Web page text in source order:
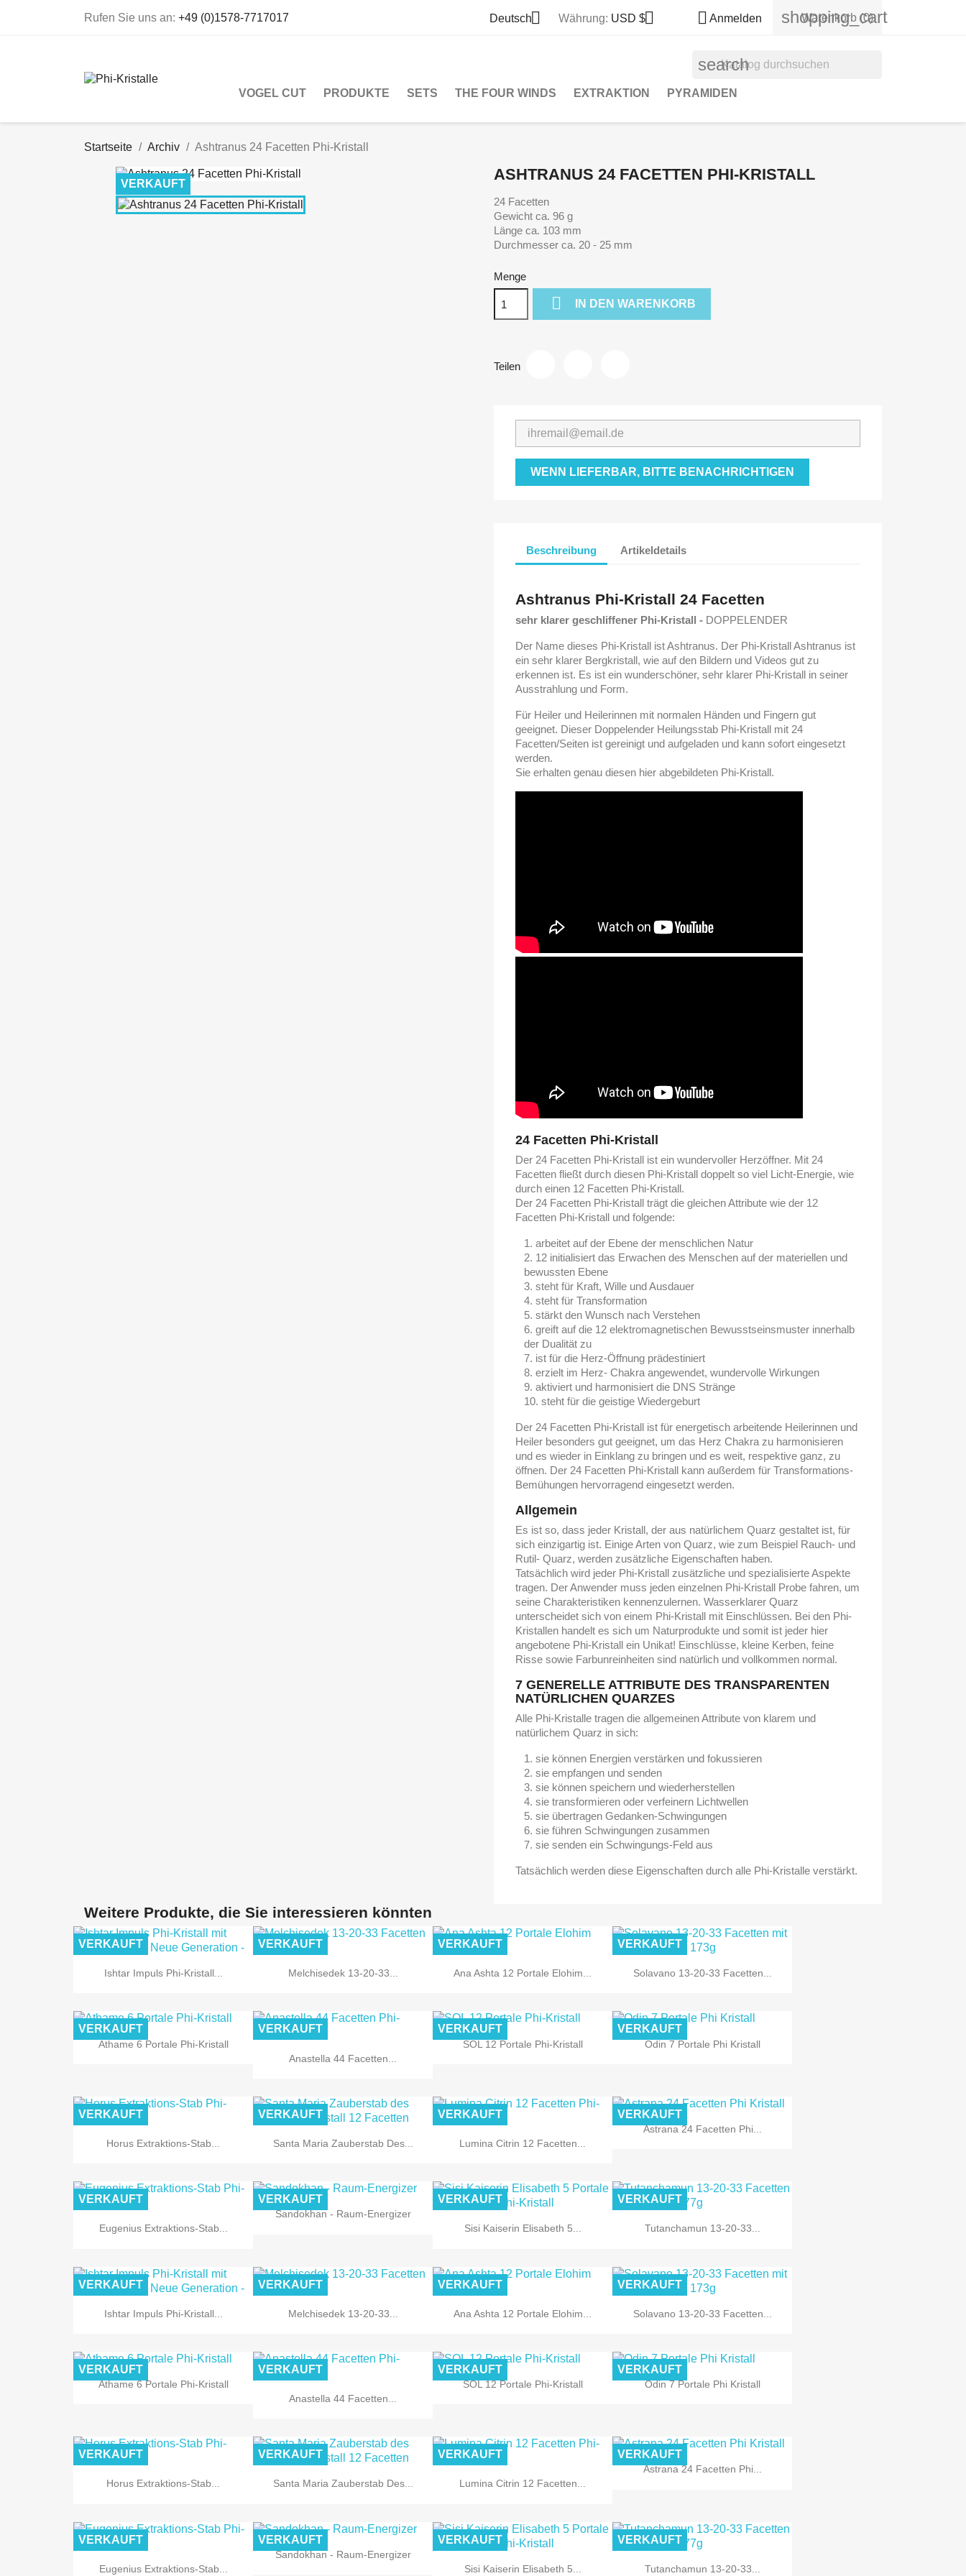
Rufen Sie uns an: +49 (0)1578-7717017 Deutsch Währung: USD $  Anmelden shopping_cart
Warenkorb (0)
search
VOGEL CUT PRODUKTE SETS THE FOUR WINDS EXTRAKTION PYRAMIDEN
Startseite Archiv Ashtranus 24 Facetten Phi-Kristall
VERKAUFT
ASHTRANUS 24 FACETTEN PHI-KRISTALL
24 Facetten
Gewicht ca. 96 g
Länge ca. 103 mm
Durchmesser ca. 20 - 25 mm
Menge
 IN DEN WARENKORB
Teilen
WENN LIEFERBAR, BITTE BENACHRICHTIGEN
Beschreibung Artikeldetails
Ashtranus Phi-Kristall 24 Facetten
sehr klarer geschliffener Phi-Kristall - DOPPELENDER
Der Name dieses Phi-Kristall ist Ashtranus. Der Phi-Kristall Ashtranus ist
ein sehr klarer Bergkristall, wie auf den Bildern und Videos gut zu
erkennen ist. Es ist ein wunderschöner, sehr klarer Phi-Kristall in seiner
Ausstrahlung und Form.
Für Heiler und Heilerinnen mit normalen Händen und Fingern gut
geeignet. Dieser Doppelender Heilungsstab Phi-Kristall mit 24
Facetten/Seiten ist gereinigt und aufgeladen und kann sofort eingesetzt
werden.
Sie erhalten genau diesen hier abgebildeten Phi-Kristall.
24 Facetten Phi-Kristall
Der 24 Facetten Phi-Kristall ist ein wundervoller Herzöffner. Mit 24
Facetten fließt durch diesen Phi-Kristall doppelt so viel Licht-Energie, wie
durch einen 12 Facetten Phi-Kristall.
Der 24 Facetten Phi-Kristall trägt die gleichen Attribute wie der 12
Facetten Phi-Kristall und folgende:
arbeitet auf der Ebene der menschlichen Natur
12 initialisiert das Erwachen des Menschen auf der materiellen und
bewussten Ebene
steht für Kraft, Wille und Ausdauer
steht für Transformation
stärkt den Wunsch nach Verstehen
greift auf die 12 elektromagnetischen Bewusstseinsmuster innerhalb
der Dualität zu
ist für die Herz-Öffnung prädestiniert
erzielt im Herz- Chakra angewendet, wundervolle Wirkungen
aktiviert und harmonisiert die DNS Stränge
steht für die geistige Wiedergeburt
Der 24 Facetten Phi-Kristall ist für energetisch arbeitende Heilerinnen und
Heiler besonders gut geeignet, um das Herz Chakra zu harmonisieren
und es wieder in Einklang zu bringen und es weit, respektive ganz, zu
öffnen. Der 24 Facetten Phi-Kristall kann außerdem für Transformations-
Bemühungen hervorragend eingesetzt werden.
Allgemein
Es ist so, dass jeder Kristall, der aus natürlichem Quarz gestaltet ist, für
sich einzigartig ist. Einige Arten von Quarz, wie zum Beispiel Rauch- und
Rutil- Quarz, werden zusätzliche Eigenschaften haben.
Tatsächlich wird jeder Phi-Kristall zusätzliche und spezialisierte Aspekte
tragen. Der Anwender muss jeden einzelnen Phi-Kristall Probe fahren, um
seine Charakteristiken kennenzulernen. Wasserklarer Quarz
unterscheidet sich von einem Phi-Kristall mit Einschlüssen. Bei den Phi-
Kristallen handelt es sich um Naturprodukte und somit ist jeder hier
angebotene Phi-Kristall ein Unikat! Einschlüsse, kleine Kerben, feine
Risse sowie Farbunreinheiten sind natürlich und vollkommen normal.
7 GENERELLE ATTRIBUTE DES TRANSPARENTEN
NATÜRLICHEN QUARZES
Alle Phi-Kristalle tragen die allgemeinen Attribute von klarem und
natürlichem Quarz in sich:
sie können Energien verstärken und fokussieren
sie empfangen und senden
sie können speichern und wiederherstellen
sie transformieren oder verfeinern Lichtwellen
sie übertragen Gedanken-Schwingungen
sie führen Schwingungen zusammen
sie senden ein Schwingungs-Feld aus
Tatsächlich werden diese Eigenschaften durch alle Phi-Kristalle verstärkt.
Weitere Produkte, die Sie interessieren könnten
 Vorschau
Ishtar Impuls Phi-Kristall...
VERKAUFT
 Vorschau
Melchisedek 13-20-33...
VERKAUFT
 Vorschau
Ana Ashta 12 Portale Elohim...
VERKAUFT
 Vorschau
Solavano 13-20-33 Facetten...
VERKAUFT
 Vorschau
Athame 6 Portale Phi-Kristall
VERKAUFT
 Vorschau
Anastella 44 Facetten...
VERKAUFT
 Vorschau
SOL 12 Portale Phi-Kristall
VERKAUFT
 Vorschau
Odin 7 Portale Phi Kristall
VERKAUFT
 Vorschau
Horus Extraktions-Stab...
VERKAUFT
 Vorschau
Santa Maria Zauberstab Des...
VERKAUFT
 Vorschau
Lumina Citrin 12 Facetten...
VERKAUFT
 Vorschau
Astrana 24 Facetten Phi...
VERKAUFT
 Vorschau
Eugenius Extraktions-Stab...
VERKAUFT
 Vorschau
Sandokhan - Raum-Energizer
VERKAUFT
 Vorschau
Sisi Kaiserin Elisabeth 5...
VERKAUFT
 Vorschau
Tutanchamun 13-20-33...
VERKAUFT
 Vorschau
Ishtar Impuls Phi-Kristall...
VERKAUFT
 Vorschau
Melchisedek 13-20-33...
VERKAUFT
 Vorschau
Ana Ashta 12 Portale Elohim...
VERKAUFT
 Vorschau
Solavano 13-20-33 Facetten...
VERKAUFT
 Vorschau
Athame 6 Portale Phi-Kristall
VERKAUFT
 Vorschau
Anastella 44 Facetten...
VERKAUFT
 Vorschau
SOL 12 Portale Phi-Kristall
VERKAUFT
 Vorschau
Odin 7 Portale Phi Kristall
VERKAUFT
 Vorschau
Horus Extraktions-Stab...
VERKAUFT
 Vorschau
Santa Maria Zauberstab Des...
VERKAUFT
 Vorschau
Lumina Citrin 12 Facetten...
VERKAUFT
 Vorschau
Astrana 24 Facetten Phi...
VERKAUFT
 Vorschau
Eugenius Extraktions-Stab...
VERKAUFT
 Vorschau
Sandokhan - Raum-Energizer
VERKAUFT
 Vorschau
Sisi Kaiserin Elisabeth 5...
VERKAUFT
 Vorschau
Tutanchamun 13-20-33...
VERKAUFT